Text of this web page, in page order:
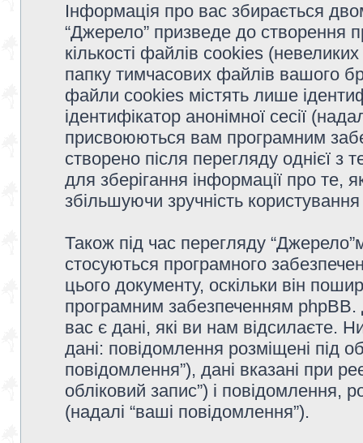
Інформація про вас збирається
“Джерело” призведе до створення
кількості файлів cookies
папку тимчасових файлів вашого
файли cookies містять лише
ідентифікатор анонімної сесії
присвоюються вам програмним
створено після перегляду однієї з
для зберігання інформації про те,
збільшуючи зручність
Також під час перегляду
стосуються програмного
цього документу, оскільки він
програмним забезпеченням
вас є дані, які ви нам відсилаєте.
дані: повідомлення розміщені під
повідомлення”), дані вказані при
обліковий запис”) і повідомлення,
(надалі “ваші повідомлення”).